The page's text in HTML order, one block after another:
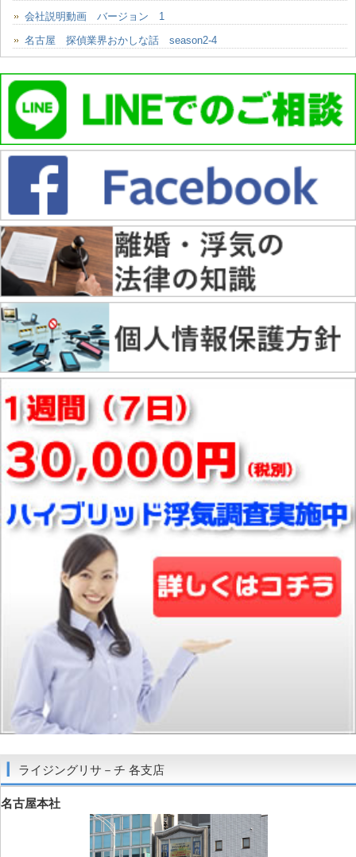
会社説明動画 バージョン 1
名古屋 探偵業界おかしな話 season2-4
ライジングリサ－チ 各支店
名古屋本社